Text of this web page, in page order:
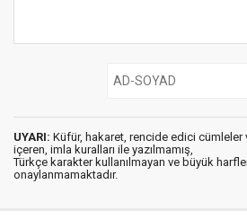
UYARI: Küfür, hakaret, rencide edici cümleler
içeren, imla kuralları ile yazılmamış,
Türkçe karakter kullanılmayan ve büyük
onaylanmamaktadır.